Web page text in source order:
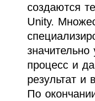
создаются
Unity.
процесс и
результат и
По